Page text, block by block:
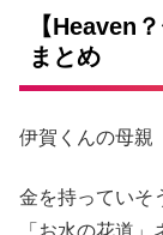
【Heaven
まとめ
伊賀くんの母親
金を持っていそ